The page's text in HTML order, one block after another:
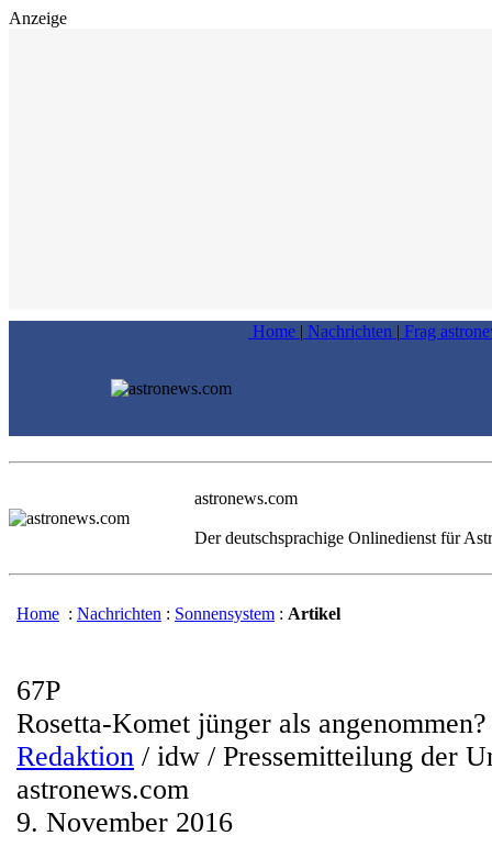
Anzeige
Home | Nachrichten | Frag
astronews.com
Der deutschsprachige Onlinedienst für
Home : Nachrichten : Sonnensystem : Artikel
67P
Rosetta-Komet jünger als angenommen?
Redaktion / idw / Pressemitteilung der
astronews.com
9. November 2016